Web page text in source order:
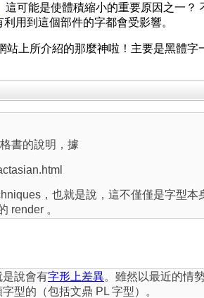
這可能是使體積縮小的重要原因之一
用到這個部件的字都會受影響。
上所介紹的那麼神啦！主要是黑體字
書的說明，據
，也就是說，這不僅僅是字型
render 。
是說會有字形上差異。雖然以最近的情
型的（包括文鼎 PL 字型）。